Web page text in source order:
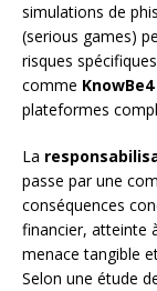
simulations de
(serious games)
risques
comme KnowBe4
plateformes
La
passe par une
conséquences
financier, atteinte
menace tangible
Selon une étude